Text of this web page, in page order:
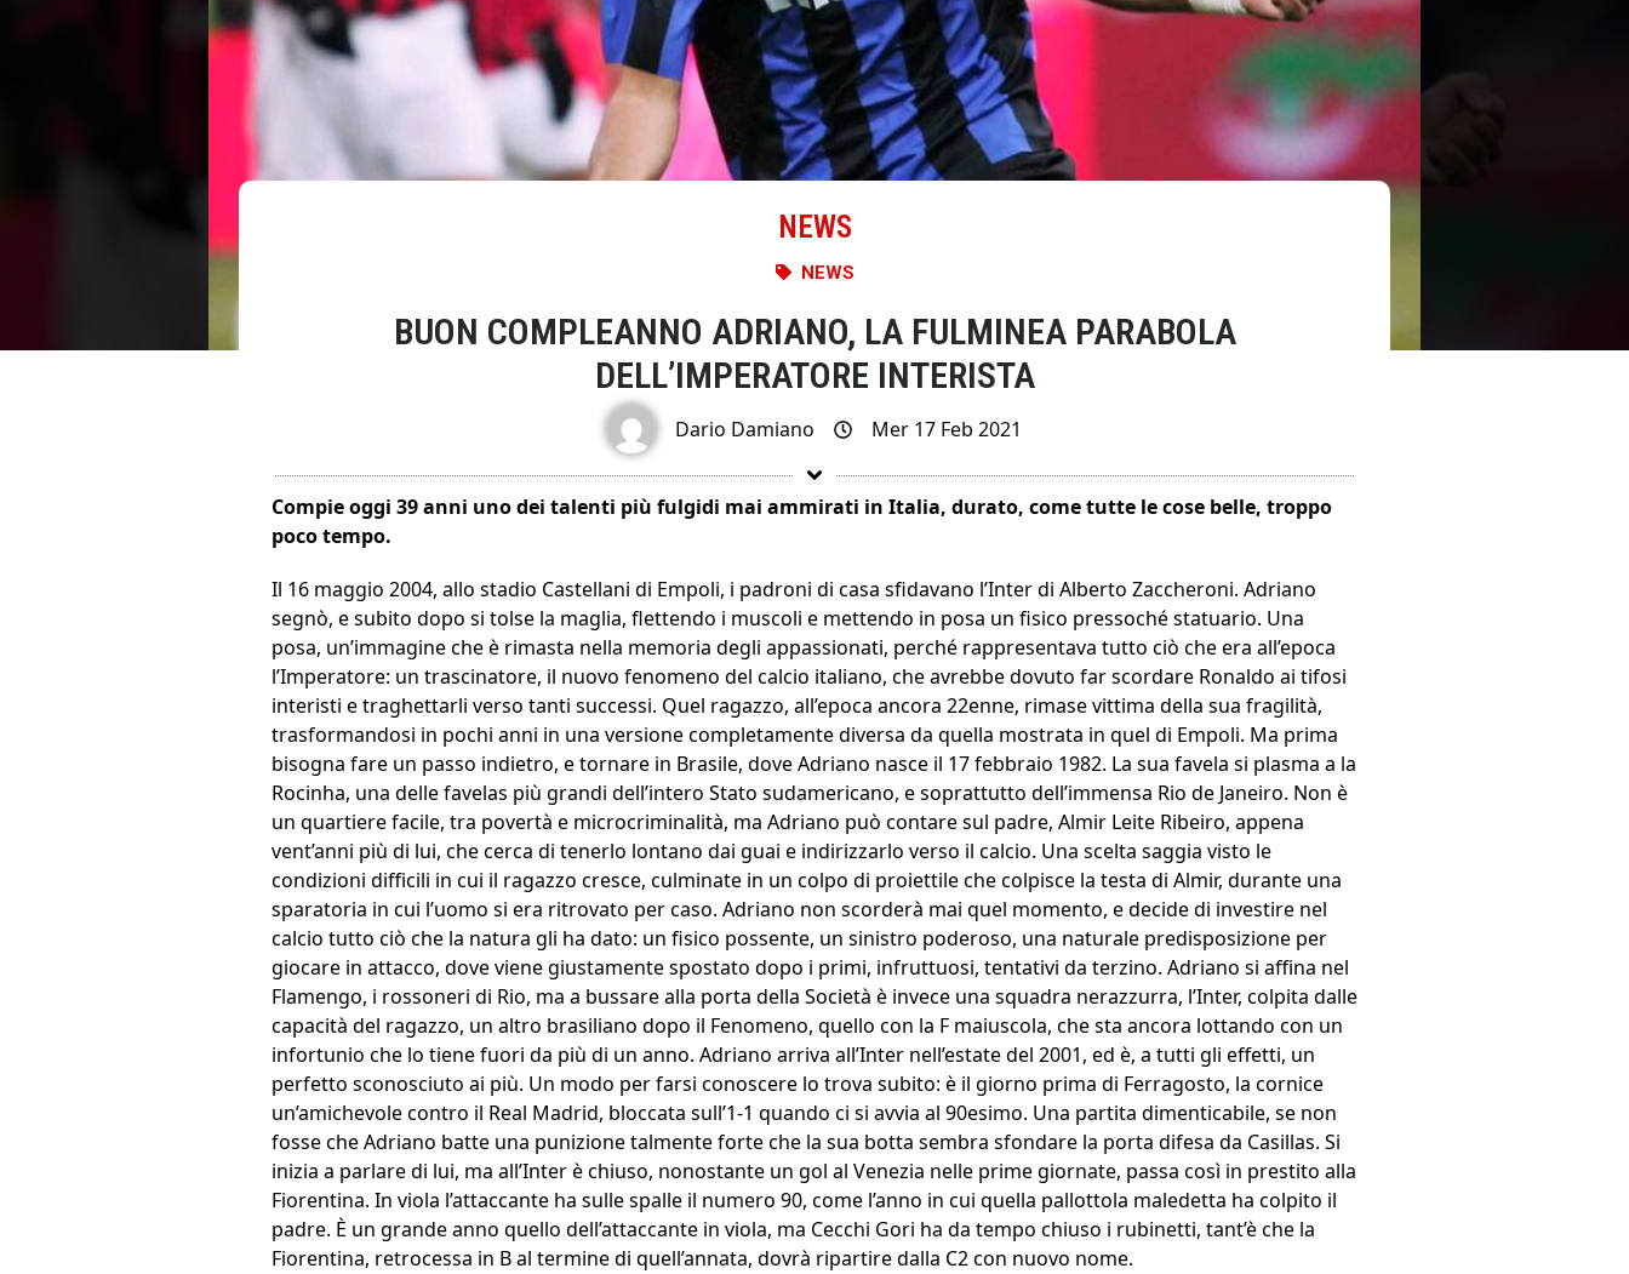
NEWS
NEWS
BUON COMPLEANNO ADRIANO, LA FULMINEA PARABOLA
DELL’IMPERATORE INTERISTA
Dario Damiano Mer 17 Feb 2021
Compie oggi 39 anni uno dei talenti più fulgidi mai ammirati in Italia, durato, come tutte le cose belle, troppo
poco tempo.
Il 16 maggio 2004, allo stadio Castellani di Empoli, i padroni di casa sfidavano l’Inter di Alberto Zaccheroni. Adriano
segnò, e subito dopo si tolse la maglia, flettendo i muscoli e mettendo in posa un fisico pressoché statuario. Una
posa, un’immagine che è rimasta nella memoria degli appassionati, perché rappresentava tutto ciò che era all’epoca
l’Imperatore: un trascinatore, il nuovo fenomeno del calcio italiano, che avrebbe dovuto far scordare Ronaldo ai tifosi
interisti e traghettarli verso tanti successi. Quel ragazzo, all’epoca ancora 22enne, rimase vittima della sua fragilità,
trasformandosi in pochi anni in una versione completamente diversa da quella mostrata in quel di Empoli. Ma prima
bisogna fare un passo indietro, e tornare in Brasile, dove Adriano nasce il 17 febbraio 1982. La sua favela si plasma a la
Rocinha, una delle favelas più grandi dell’intero Stato sudamericano, e soprattutto dell’immensa Rio de Janeiro. Non è
un quartiere facile, tra povertà e microcriminalità, ma Adriano può contare sul padre, Almir Leite Ribeiro, appena
vent’anni più di lui, che cerca di tenerlo lontano dai guai e indirizzarlo verso il calcio. Una scelta saggia visto le
condizioni difficili in cui il ragazzo cresce, culminate in un colpo di proiettile che colpisce la testa di Almir, durante una
sparatoria in cui l’uomo si era ritrovato per caso. Adriano non scorderà mai quel momento, e decide di investire nel
calcio tutto ciò che la natura gli ha dato: un fisico possente, un sinistro poderoso, una naturale predisposizione per
giocare in attacco, dove viene giustamente spostato dopo i primi, infruttuosi, tentativi da terzino. Adriano si affina nel
Flamengo, i rossoneri di Rio, ma a bussare alla porta della Società è invece una squadra nerazzurra, l’Inter, colpita dalle
capacità del ragazzo, un altro brasiliano dopo il Fenomeno, quello con la F maiuscola, che sta ancora lottando con un
infortunio che lo tiene fuori da più di un anno. Adriano arriva all’Inter nell’estate del 2001, ed è, a tutti gli effetti, un
perfetto sconosciuto ai più. Un modo per farsi conoscere lo trova subito: è il giorno prima di Ferragosto, la cornice
un’amichevole contro il Real Madrid, bloccata sull’1-1 quando ci si avvia al 90esimo. Una partita dimenticabile, se non
fosse che Adriano batte una punizione talmente forte che la sua botta sembra sfondare la porta difesa da Casillas. Si
inizia a parlare di lui, ma all’Inter è chiuso, nonostante un gol al Venezia nelle prime giornate, passa così in prestito alla
Fiorentina. In viola l’attaccante ha sulle spalle il numero 90, come l’anno in cui quella pallottola maledetta ha colpito il
padre. È un grande anno quello dell’attaccante in viola, ma Cecchi Gori ha da tempo chiuso i rubinetti, tant’è che la
Fiorentina, retrocessa in B al termine di quell’annata, dovrà ripartire dalla C2 con nuovo nome.